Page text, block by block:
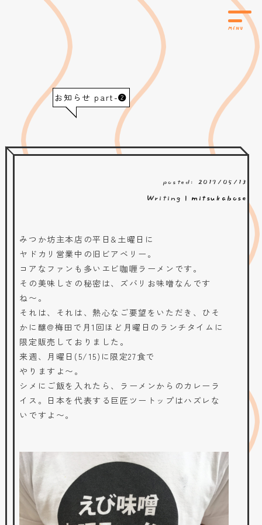
お知らせ part-❷
posted: 2017/05/13
Writing | mitsukabose
みつか坊主本店の平日&土曜日に
ヤドカリ営業中の旧ビアベリー。
コアなファンも多いエビ咖喱ラーメンです。
その美味しさの秘密は、ズバリお味噌なんです
ね〜。
それは、それは、熱心なご要望をいただき、ひそ
かに醸@梅田で月1回ほど月曜日のランチタイムに
限定販売しておりました。
来週、月曜日(5/15)に限定27食で
やりますよ〜。
シメにご飯を入れたら、ラーメンからのカレーラ
イス。日本を代表する巨匠ツートップはハズレな
いですよ〜。